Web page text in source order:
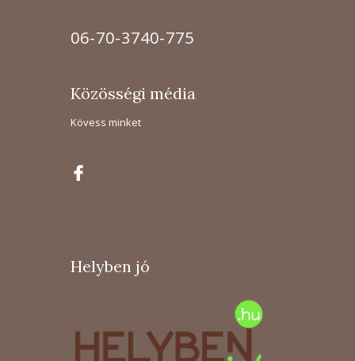
06-70-3740-775
Közösségi média
Kövess minket
Helyben jó